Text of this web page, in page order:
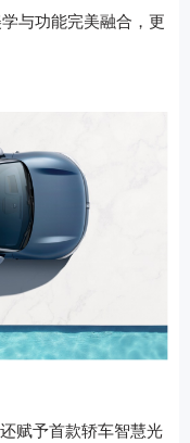
与功能完美融合，更
赋予首款轿车智慧光